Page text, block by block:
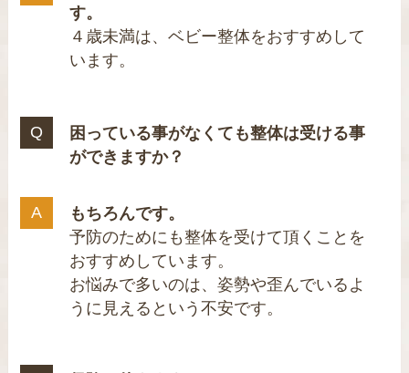
す。
４歳未満は、ベビー整体をおすすめして
います。
困っている事がなくても整体は受ける事
ができますか？
もちろんです。
予防のためにも整体を受けて頂くことを
おすすめしています。
お悩みで多いのは、姿勢や歪んでいるよ
うに見えるという不安です。